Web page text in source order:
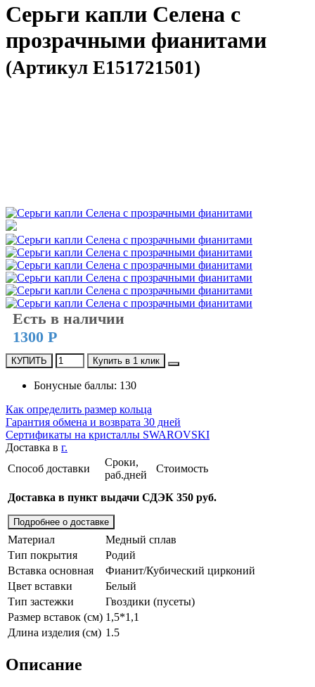
Серьги капли Селена с
прозрачными фианитами
(Артикул E151721501)
Есть в наличии
1300 Р
КУПИТЬ Купить в 1 клик
Бонусные баллы: 130
Как определить размер кольца
Гарантия обмена и возврата 30 дней
Сертификаты на кристаллы SWAROVSKI
Доставка в г.
Способ доставки
Сроки,
раб.дней
Стоимость
Доставка в пункт выдачи СДЭК 350 руб.
Подробнее о доставке
Материал
Медный сплав
Тип покрытия
Родий
Вставка основная
Фианит/Кубический цирконий
Цвет вставки
Белый
Тип застежки
Гвоздики (пусеты)
Размер вставок (см) 1,5*1,1
Длина изделия (см) 1.5
Описание